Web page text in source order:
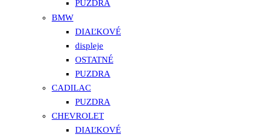
PUZDRA
BMW
DIAĽKOVÉ
displeje
OSTATNÉ
PUZDRA
CADILAC
PUZDRA
CHEVROLET
DIAĽKOVÉ